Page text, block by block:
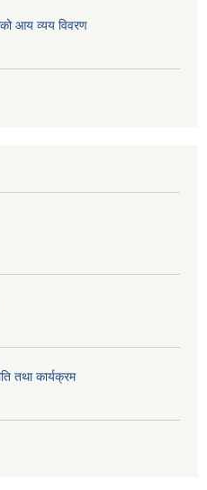
आय व्यय विवरण
तथा कार्यक्रम